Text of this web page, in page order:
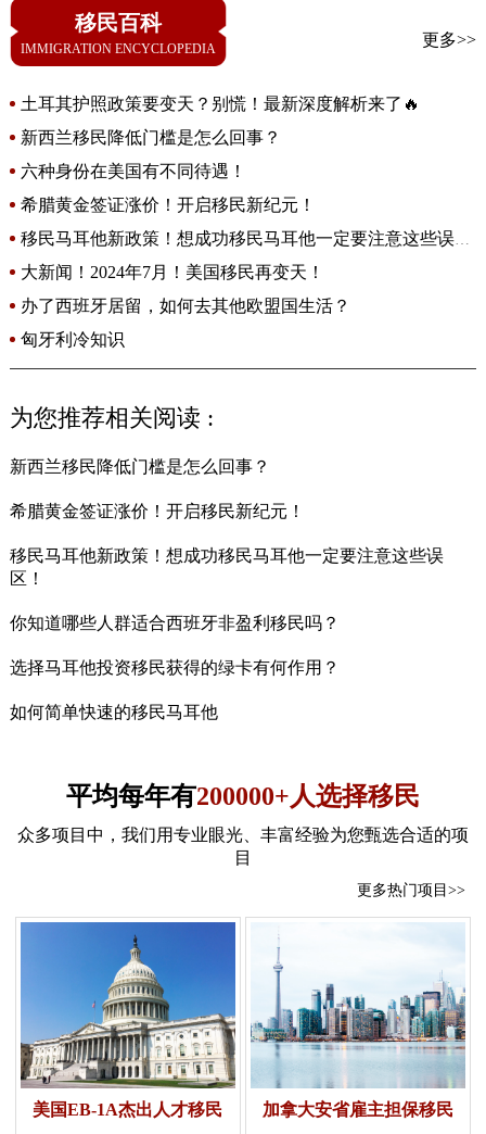
移民百科
IMMIGRATION ENCYCLOPEDIA 更多>>
土耳其护照政策要变天？别慌！最新深度解析来了🔥
新西兰移民降低门槛是怎么回事？
六种身份在美国有不同待遇！
希腊黄金签证涨价！开启移民新纪元！
移民马耳他新政策！想成功移民马耳他一定要注意这些误
区！
大新闻！2024年7月！美国移民再变天！
办了西班牙居留，如何去其他欧盟国生活？
匈牙利冷知识
为您推荐相关阅读 :
新西兰移民降低门槛是怎么回事？
希腊黄金签证涨价！开启移民新纪元！
移民马耳他新政策！想成功移民马耳他一定要注意这些误
区！
你知道哪些人群适合西班牙非盈利移民吗？
选择马耳他投资移民获得的绿卡有何作用？
如何简单快速的移民马耳他
平均每年有200000+人选择移民
众多项目中，我们用专业眼光、丰富经验为您甄选合适的项
目
更多热门项目>>
美国EB-1A杰出人才移民 加拿大安省雇主担保移民